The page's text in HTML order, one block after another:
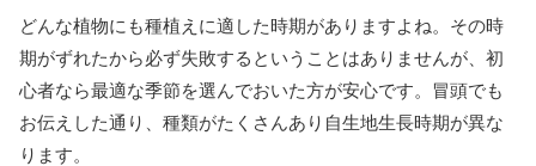
どんな植物にも種植えに適した時期がありますよね。その時
期がずれたから必ず失敗するということはありませんが、初
心者なら最適な季節を選んでおいた方が安心です。冒頭でも
お伝えした通り、種類がたくさんあり自生地生長時期が異な
ります。